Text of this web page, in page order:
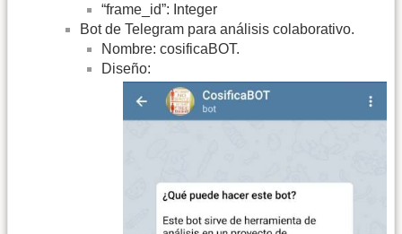
“frame_id”: Integer
Bot de Telegram para análisis colaborativo.
Nombre: cosificaBOT.
Diseño: